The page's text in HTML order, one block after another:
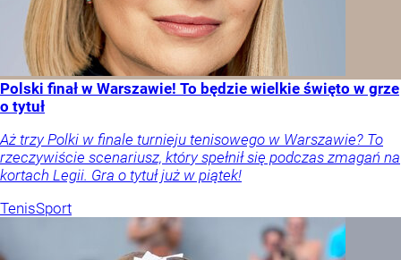
Polski finał w Warszawie! To będzie wielkie święto w grze
o tytuł
Aż trzy Polki w finale turnieju tenisowego w Warszawie? To
rzeczywiście scenariusz, który spełnił się podczas zmagań na
kortach Legii. Gra o tytuł już w piątek!
TenisSport